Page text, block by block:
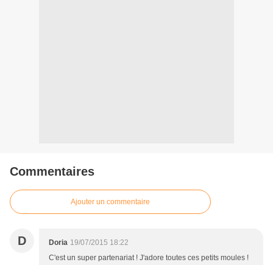
Commentaires
Ajouter un commentaire
D Doria 19/07/2015 18:22
C'est un super partenariat ! J'adore toutes ces petits moules !